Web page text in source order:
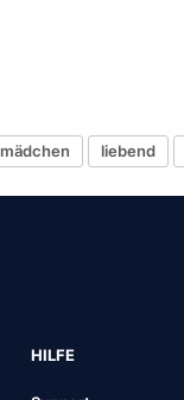
mädchen liebend
HILFE